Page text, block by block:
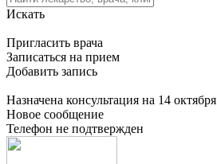
Искать
Пригласить врача
Записаться на прием
Добавить запись
Назначена консультация на 14 октября
Новое сообщение
Телефон не подтвержден